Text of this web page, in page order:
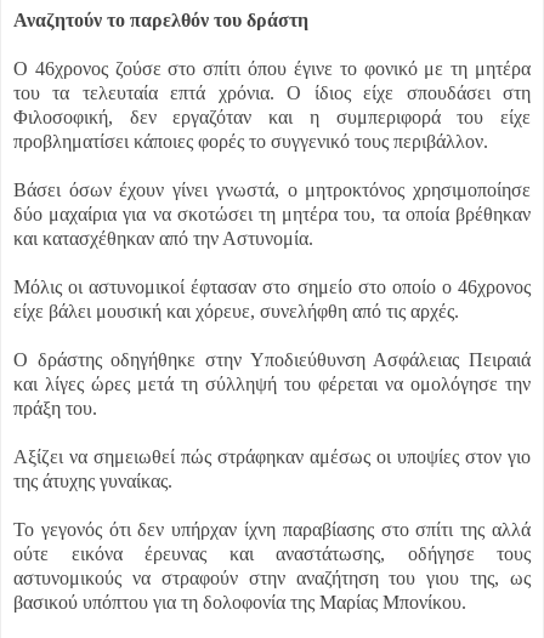
Αναζητούν το παρελθόν του δράστη
Ο 46χρονος ζούσε στο σπίτι όπου έγινε το φονικό με τη μητέρα
του τα τελευταία επτά χρόνια. Ο ίδιος είχε σπουδάσει στη
Φιλοσοφική, δεν εργαζόταν και η συμπεριφορά του είχε
προβληματίσει κάποιες φορές το συγγενικό τους περιβάλλον.
Βάσει όσων έχουν γίνει γνωστά, ο μητροκτόνος χρησιμοποίησε
δύο μαχαίρια για να σκοτώσει τη μητέρα του, τα οποία βρέθηκαν
και κατασχέθηκαν από την Αστυνομία.
Μόλις οι αστυνομικοί έφτασαν στο σημείο στο οποίο ο 46χρονος
είχε βάλει μουσική και χόρευε, συνελήφθη από τις αρχές.
Ο δράστης οδηγήθηκε στην Υποδιεύθυνση Ασφάλειας Πειραιά
και λίγες ώρες μετά τη σύλληψή του φέρεται να ομολόγησε την
πράξη του.
Αξίζει να σημειωθεί πώς στράφηκαν αμέσως οι υποψίες στον γιο
της άτυχης γυναίκας.
Το γεγονός ότι δεν υπήρχαν ίχνη παραβίασης στο σπίτι της αλλά
ούτε εικόνα έρευνας και αναστάτωσης, οδήγησε τους
αστυνομικούς να στραφούν στην αναζήτηση του γιου της, ως
βασικού υπόπτου για τη δολοφονία της Μαρίας Μπονίκου.